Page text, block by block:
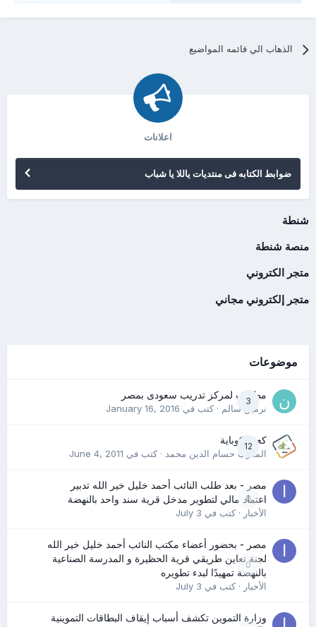
الذهاب الي قائمه المواضيع
اعلانات
ضوابط الكتابه فى منتديات ياللا يا شباب
شنطة
منصة شنطة
متجر الكتروني
متجر إلكتروني مجاني
موضوعات
3
مطلوب لمركز تدريب سعودى بمصر
نرمين سالم· كتب في January 16, 2016
12
كعب كوباية
المدرب حسام الدين محمد· كتب في June 4, 2011
0
مصر - بعد طلب النائب أحمد خليل خير الله تدبير
اعتماد مالي لتطوير مدخل قرية سند واحد بالنهضة
الأخبار· كتب في July 3
0
مصر - بحضور أعضاء مكتب النائب أحمد خليل خير الله
لجنة تعاين طريقي قرية الحظيرة و المدرسة الصناعية
بالنهضة تمهيدًا لبدء تطويره
الأخبار· كتب في July 3
وزارة التموين تكشف أسباب إيقاف البطاقات التموينية